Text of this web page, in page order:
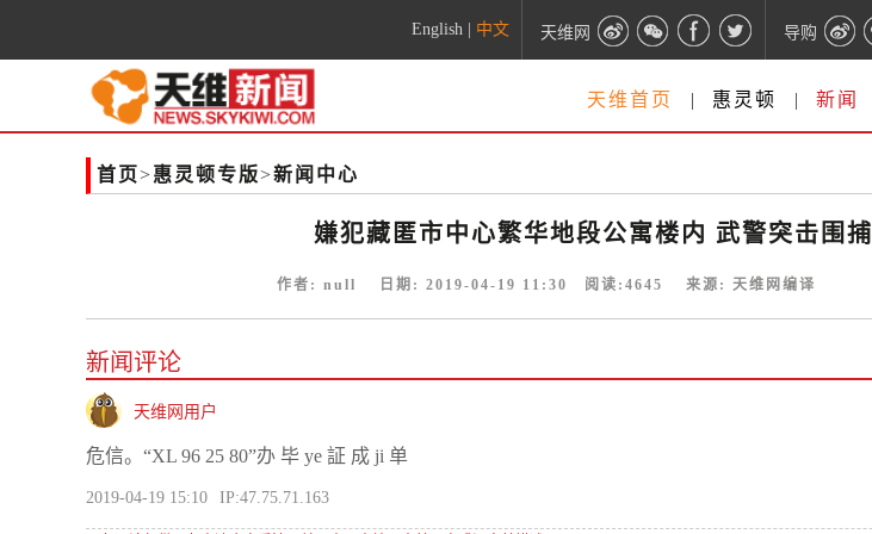
English 中文 天维网 导购
天维首页 | 惠灵顿 | 新闻
首页>惠灵顿专版>新闻中心
嫌犯藏匿市中心繁华地段公寓楼内 武警突击围捕
作者: null 日期: 2019-04-19 11:30 阅读: 4645 来源: 天维网编译
新闻评论
天维网用户
危信。“XL 96 25 80”办 毕 ye 証 成 ji 单
2019-04-19 15:10 IP:47.75.71.163